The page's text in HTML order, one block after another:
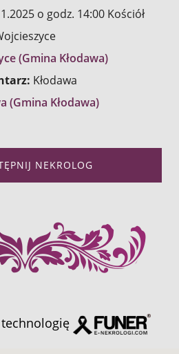
o godz. 14:00 Kościół
(Gmina Kłodawa)
Kłodawa
(Gmina Kłodawa)
NEKROLOG